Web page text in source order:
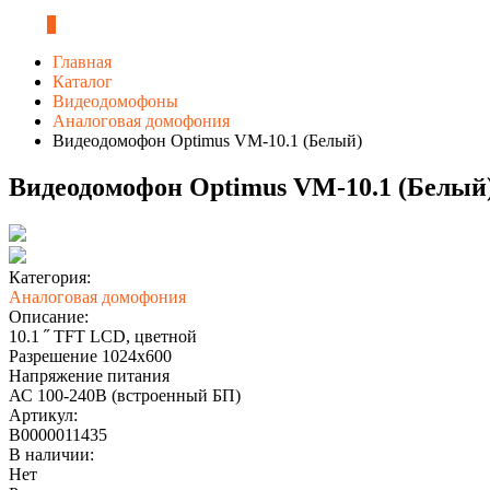
Главная
Каталог
Видеодомофоны
Аналоговая домофония
Видеодомофон Optimus VM-10.1 (Белый)
Видеодомофон Optimus VM-10.1
Категория:
Аналоговая домофония
Описание:
10.1 ˝ TFT LCD, цветной
Разрешение 1024x600
Напряжение питания
АС 100-240В (встроенный БП)
Артикул:
В0000011435
В наличии:
Нет